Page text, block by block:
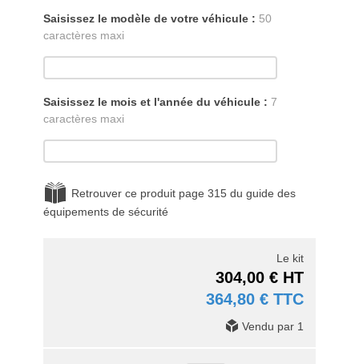
Saisissez le modèle de votre véhicule : 50
caractères maxi
Saisissez le mois et l'année du véhicule : 7
caractères maxi
Retrouver ce produit page 315 du guide des
équipements de sécurité
Le kit
304,00 € HT
364,80 € TTC
Vendu par 1